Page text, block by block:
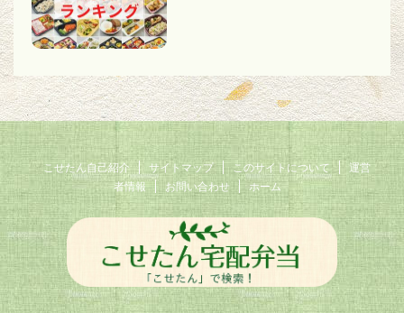
こせたん自己紹介 サイトマップ このサイトについて
運営
者情報
お問い合わせ ホーム